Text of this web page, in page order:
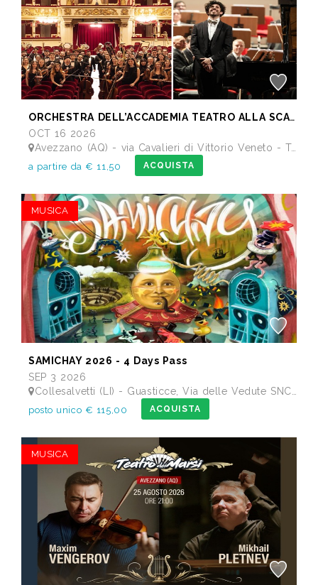
ORCHESTRA DELL’ACCADEMIA TEATRO ALLA SCALA di Milano
OCT 16 2026
Avezzano (AQ) - via Cavalieri di Vittorio Veneto - Teatro dei Marsi
a partire da € 11,50 ACQUISTA
MUSICA
SAMICHAY 2026 - 4 Days Pass
SEP 3 2026
Collesalvetti (LI) - Guasticce, Via delle Vedute SNC - Lago Alberto, Tenuta Bellavista Insuese
posto unico € 115,00 ACQUISTA
MUSICA